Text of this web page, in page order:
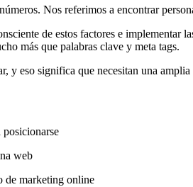
Nos referimos a encontrar
de estos factores e implementar
más que palabras clave y meta tags.
y eso significa que necesitan una
posicionarse
web
de marketing online